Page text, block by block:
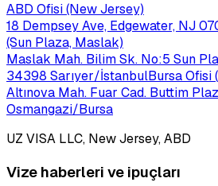
ABD Ofisi (New Jersey)
18 Dempsey Ave, Edgewater, NJ
(Sun Plaza, Maslak)
Maslak Mah. Bilim Sk. No:5 Sun
34398 Sarıyer/İstanbulBursa Ofisi
Altınova Mah. Fuar Cad. Buttim
Osmangazi/Bursa
UZ VISA LLC, New Jersey, ABD
Vize haberleri ve ipuçları